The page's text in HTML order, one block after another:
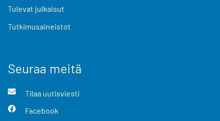
Tulevat julkaisut
Tutkimusaineistot
Seuraa meitä
Tilaa uutisviesti
Facebook